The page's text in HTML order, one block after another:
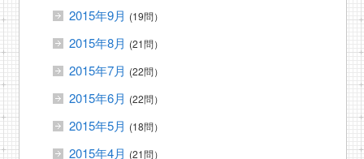
2015年9月 (19問）
2015年8月 (21問）
2015年7月 (22問）
2015年6月 (22問）
2015年5月 (18問）
2015年4月 (21問）